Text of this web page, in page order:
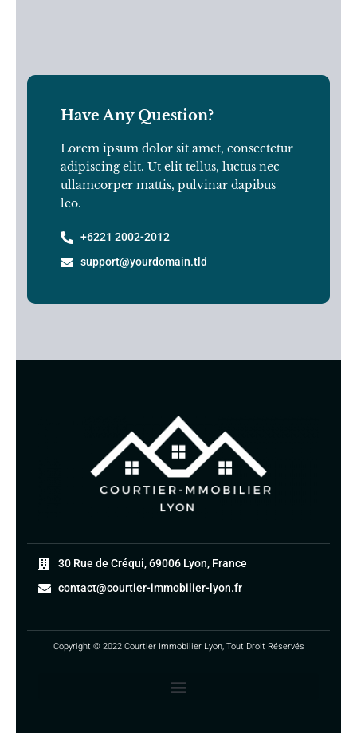
Have Any Question?
Lorem ipsum dolor sit amet, consectetur
adipiscing elit. Ut elit tellus, luctus nec
ullamcorper mattis, pulvinar dapibus
leo.
+6221 2002-2012
support@yourdomain.tld
30 Rue de Créqui, 69006 Lyon, France
contact@courtier-immobilier-lyon.fr
Copyright © 2022 Courtier Immobilier Lyon, Tout Droit Réservés